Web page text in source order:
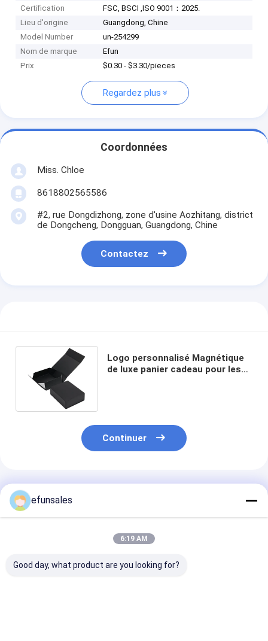
Certification
FSC, BSCI ,ISO 9001：2025.
Lieu d'origine
Guangdong, Chine
Model Number
un-254299
Nom de marque
Efun
Prix
$0.30 - $3.30/pieces
Regardez plus
Coordonnées
Miss. Chloe
8618802565586
#2, rue Dongdizhong, zone d'usine Aozhitang, district
de Dongcheng, Dongguan, Guangdong, Chine
Contactez
Logo personnalisé Magnétique
de luxe panier cadeau pour les
Continuer
Produits Recommandés
efunsales
6:19 AM
Good day, what product are you looking for?